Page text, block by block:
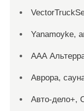
Yanamoyke,
ААА
Аврора,
Авто-дело+,